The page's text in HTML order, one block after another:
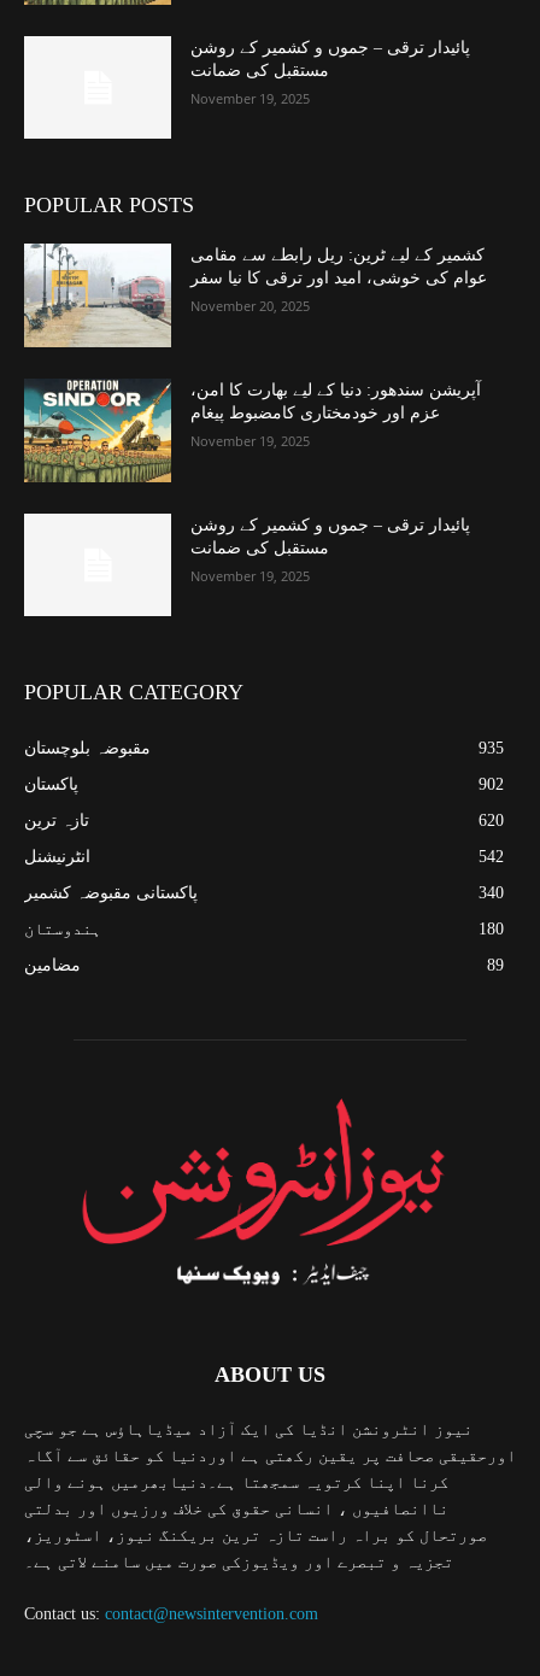
پائیدار ترقی – جموں و کشمیر کے روشن
مستقبل کی ضمانت
November 19, 2025
POPULAR POSTS
کشمیر کے لیے ٹرین: ریل رابطے سے مقامی
عوام کی خوشی، امید اور ترقی کا نیا سفر
November 20, 2025
آپریشن سندھور: دنیا کے لیے بھارت کا امن،
عزم اور خودمختاری کامضبوط پیغام
November 19, 2025
پائیدار ترقی – جموں و کشمیر کے روشن
مستقبل کی ضمانت
November 19, 2025
POPULAR CATEGORY
مقبوضہ بلوچستان
935
پاکستان
902
تازہ ترین
620
انٹرنیشنل
542
پاکستانی مقبوضہ کشمیر
340
ہندوستان
180
مضامین
89
ABOUT US
نیوز انٹرونشن انڈیا کی ایک آزاد میڈیاہاؤس ہے جو سچی
اورحقیقی صحافت پر یقین رکھتی ہے اوردنیا کو حقائق سے آگاہ
کرنا اپنا کرتویہ سمجھتا ہے۔دنیابھرمیں ہونے والی
ناانصافیوں ، انسانی حقوق کی خلاف ورزیوں اور بدلتی
صورتحال کو براہ راست تازہ ترین بریکنگ نیوز، اسٹوریز،
تجزیہ و تبصرے اور ویڈیوزکی صورت میں سامنے لاتی ہے۔
Contact us: contact@newsintervention.com